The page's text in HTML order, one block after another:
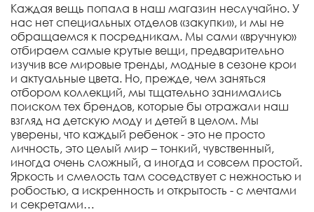
Каждая вещь попала в наш магазин неслучайно. У
нас нет специальных отделов «закупки», и мы не
обращаемся к посредникам. Мы сами «вручную»
отбираем самые крутые вещи, предварительно
изучив все мировые тренды, модные в сезоне крои
и актуальные цвета. Но, прежде, чем заняться
отбором коллекций, мы тщательно занимались
поиском тех брендов, которые бы отражали наш
взгляд на детскую моду и детей в целом. Мы
уверены, что каждый ребенок - это не просто
личность, это целый мир – тонкий, чувственный,
иногда очень сложный, а иногда и совсем простой.
Яркость и смелость там соседствует с нежностью и
робостью, а искренность и открытость - с мечтами
и секретами…